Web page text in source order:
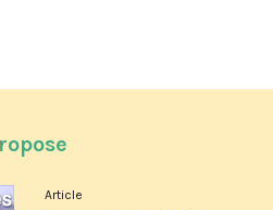
Article